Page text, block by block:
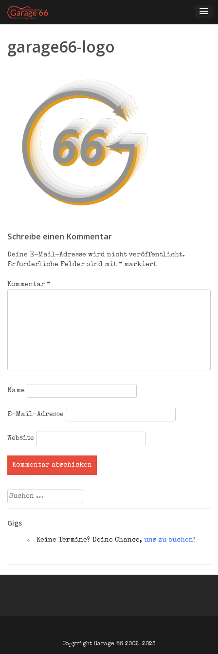
Skip
content
garage66-logo
Schreibe einen Kommentar
Deine E-Mail-Adresse wird nicht veröffentlicht.
Erforderliche Felder sind mit * markiert
Kommentar *
Name
E-Mail-Adresse
Website
Suchen
nach:
Gigs
Keine Termine? Deine Chance, uns zu buchen!
Copyright Garage 66 2002–2023